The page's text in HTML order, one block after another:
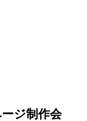
ジ制作会